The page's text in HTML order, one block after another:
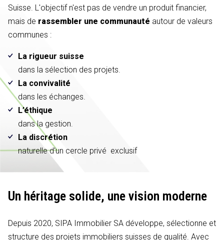
Suisse. L'objectif n'est pas de vendre un produit financier,
mais de rassembler une communauté autour de valeurs
communes :
La rigueur suisse
dans la sélection des projets.
La convivalité
dans les échanges.
L’éthique
dans la gestion.
La discrétion
naturelle d'un cercle privé exclusif
Un héritage solide, une vision moderne
Depuis 2020, SIPA Immobilier SA développe, sélectionne et
structure des projets immobiliers suisses de qualité. Avec